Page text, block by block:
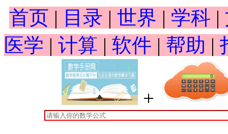
首页 | 目录 | 世界 | 学科 |
医学 | 计算 | 软件 | 帮助 |
+